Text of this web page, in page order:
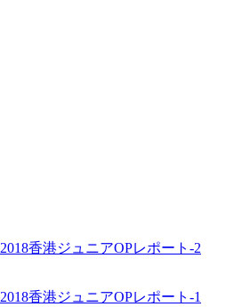
2018香港ジュニアOPレポート-2
2018香港ジュニアOPレポート-1